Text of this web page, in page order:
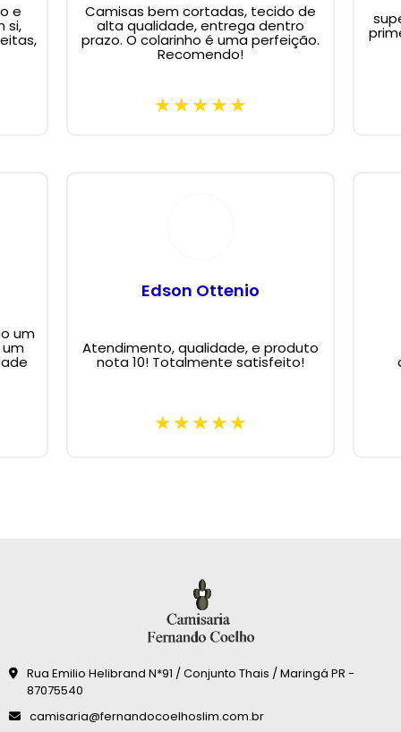
e
si,
Camisas bem cortadas, tecido de
alta qualidade, entrega dentro
prazo. O colarinho é uma perfeição.
Recomendo!
um
Edson Ottenio
Atendimento, qualidade, e produto
nota 10! Totalmente satisfeito!
Rua Emilio Helibrand N*91 / Conjunto Thais / Maringá PR -
87075540
camisaria@fernandocoelhoslim.com.br